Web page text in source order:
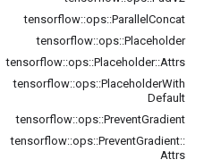
tensorflow::ops::Parallel Concat
tensorflow::ops::Placeholder
tensorflow::ops::Placeholder::Attrs
tensorflow::ops::PlaceholderWith
Default
tensorflow::ops::PreventGradient
tensorflow::ops::PreventGradient::
Attrs